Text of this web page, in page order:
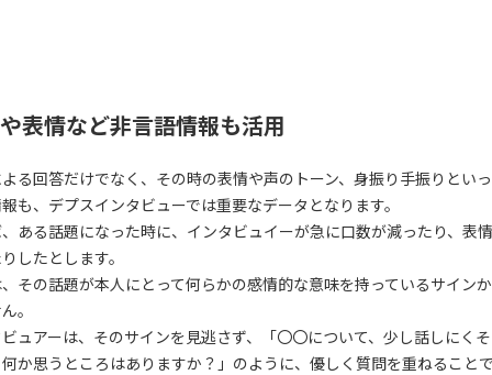
表情など非言語情報も活用
る回答だけでなく、その時の表情や声のトーン、身振り手振りとい
も、デプスインタビューでは重要なデータとなります。
ある話題になった時に、インタビュイーが急に口数が減ったり、表
したとします。
その話題が本人にとって何らかの感情的な意味を持っているサイン
。
ュアーは、そのサインを見逃さず、「〇〇について、少し話しにく
か思うところはありますか？」のように、優しく質問を重ねること